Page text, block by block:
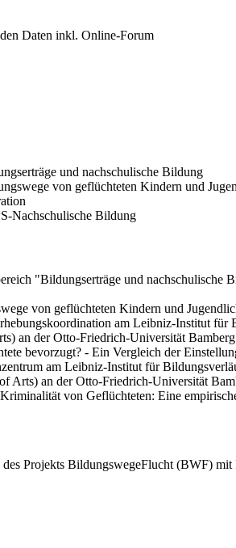
Daten inkl. Online-Forum
und nachschulische Bildung
von geflüchteten Kindern und
Nachschulische Bildung
"Bildungserträge und
von geflüchteten Kindern und
am Leibniz-Institut für
an der Otto-Friedrich-Universität
bevorzugt? - Ein Vergleich der
am Leibniz-Institut für
Arts) an der Otto-Friedrich-Universität
von Geflüchteten: Eine
Projekts BildungswegeFlucht (BWF)